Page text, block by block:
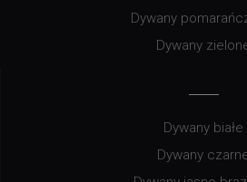
Dywany
Dywany
Dywany białe
Dywany